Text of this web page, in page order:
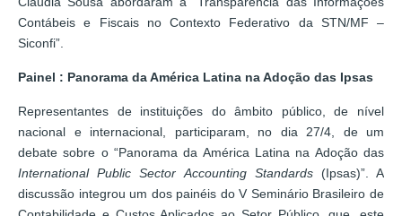
Contábeis e Fiscais no Contexto Federativo da STN/MF –
Siconfi”.
Painel : Panorama da América Latina na Adoção das Ipsas
Representantes de instituições do âmbito público, de nível
nacional e internacional, participaram, no dia 27/4, de um
debate sobre o “Panorama da América Latina na Adoção das
International Public Sector Accounting Standards(Ipsas)”. A
discussão integrou um dos painéis do V Seminário Brasileiro de